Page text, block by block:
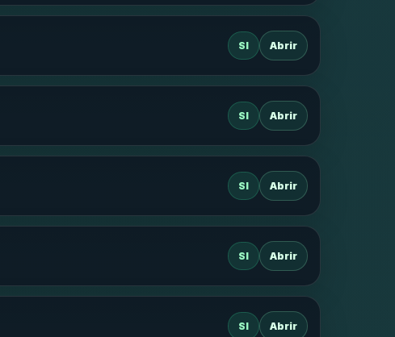
SI Abrir
SI Abrir
SI Abrir
SI Abrir
SI Abrir